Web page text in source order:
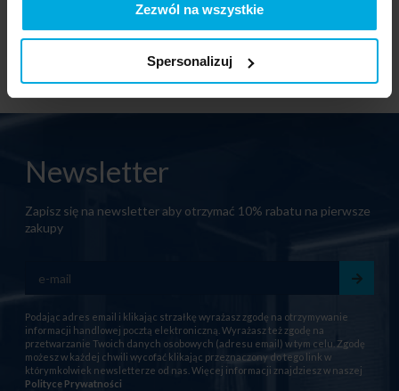
Zezwól na wszystkie
Spersonalizuj
Newsletter
Zapisz się na newsletter aby otrzymać 10% rabatu na pierwsze
zakupy
Podając adres email i klikając strzałkę wyrażasz zgodę na otrzymywanie
informacji handlowej pocztą elektroniczną. Wyrażasz też zgodę na
przetwarzanie Twoich danych osobowych (adresu email) w tym celu. Zgodę
możesz w każdej chwili wycofać klikając przeznaczony do tego link w
którymkolwiek newsletterze od nas. Więcej informacji znajdziesz w naszej
Polityce Prywatności